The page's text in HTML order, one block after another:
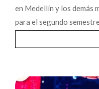
en Medellín y los demás
para el segundo semestre